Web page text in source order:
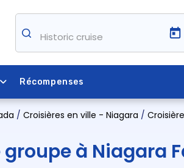
Historic cruise
Récompenses
/ Croisières en ville - Niagara /
à Niagara